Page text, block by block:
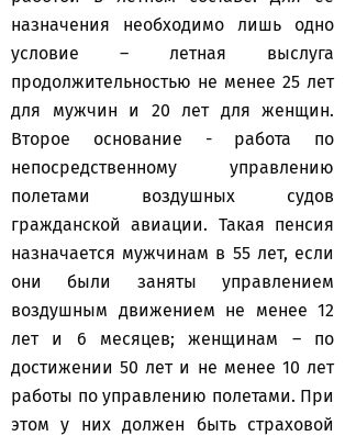
назначения необходимо лишь одно
условие – летная выслуга
продолжительностью не менее 25 лет
для мужчин и 20 лет для женщин.
Второе основание - работа по
непосредственному управлению
полетами воздушных судов
гражданской авиации. Такая пенсия
назначается мужчинам в 55 лет, если
они были заняты управлением
воздушным движением не менее 12
лет и 6 месяцев; женщинам – по
достижении 50 лет и не менее 10 лет
работы по управлению полетами. При
этом у них должен быть страховой